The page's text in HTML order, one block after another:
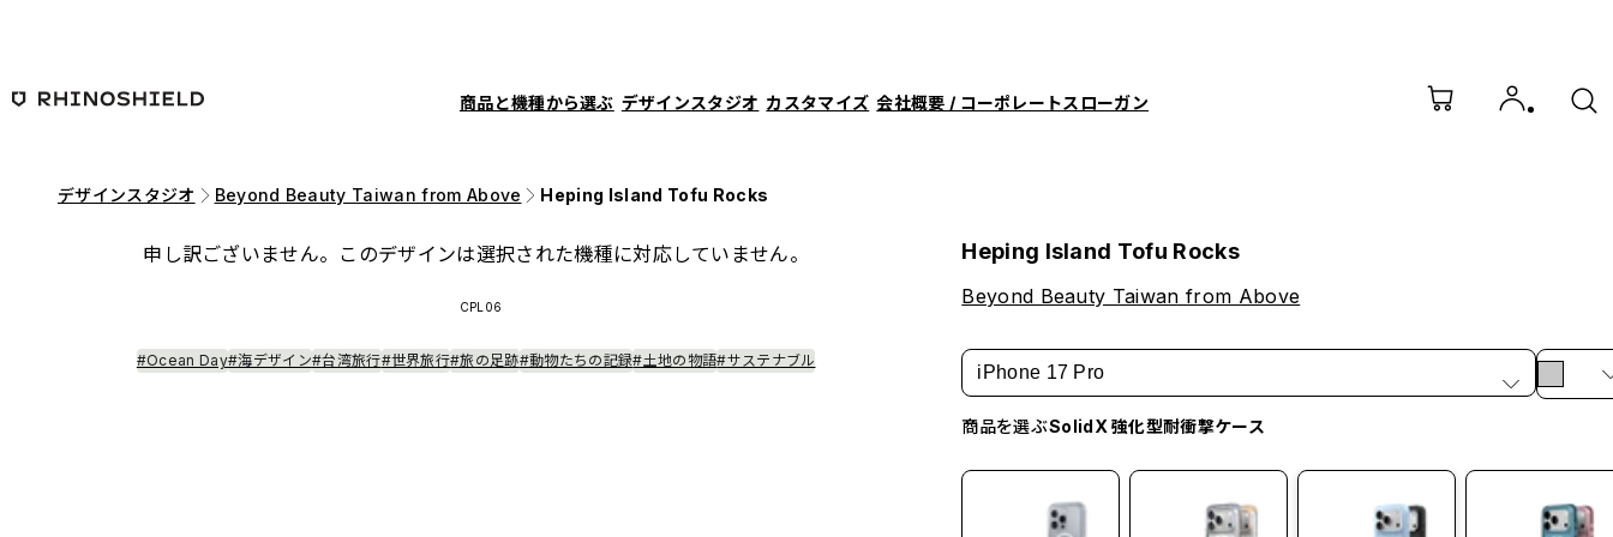
商品と機種から選ぶ デザインスタジオ カスタマイズ 会社概要 / コーポレートスローガン
デザインスタジオ Beyond Beauty Taiwan from Above Heping Island Tofu Rocks
申し訳ございません。このデザインは選択された機種に対応していません。
CPL06
#Ocean Day#海デザイン#台湾旅行#世界旅行#旅の足跡#動物たちの記録#土地の物語#サステナブル
Heping Island Tofu Rocks
Beyond Beauty Taiwan from Above
iPhone 17 Pro
商品を選ぶSolidX 強化型耐衝撃ケース